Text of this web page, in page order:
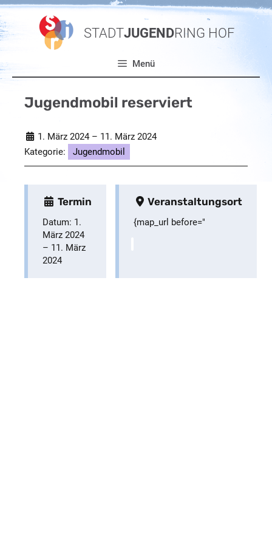
Zum
Inhalt
springen
STADTJUGENDRING HOF
Menü
Jugendmobil reserviert
1. März 2024 – 11. März 2024
Kategorie:
Jugendmobil
Termin
Datum: 1.
März 2024
– 11. März
2024
Veranstaltungsort
{map_url before="